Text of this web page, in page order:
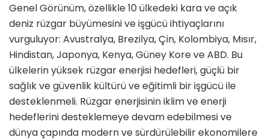
Genel Görünüm, özellikle 10 ülkedeki kara ve açık
deniz rüzgar büyümesini ve işgücü ihtiyaçlarını
vurguluyor: Avustralya, Brezilya, Çin, Kolombiya, Mısır,
Hindistan, Japonya, Kenya, Güney Kore ve ABD. Bu
ülkelerin yüksek rüzgar enerjisi hedefleri, güçlü bir
sağlık ve güvenlik kültürü ve eğitimli bir işgücü ile
desteklenmeli. Rüzgar enerjisinin iklim ve enerji
hedeflerini desteklemeye devam edebilmesi ve
dünya çapında modern ve sürdürülebilir ekonomilere